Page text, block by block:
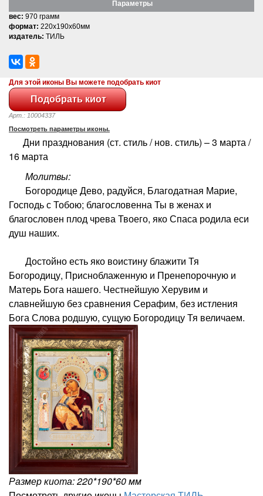
Параметры
вес: 970 грамм
формат: 220x190x60мм
издатель: ТИЛЬ
Для этой иконы Вы можете подобрать киот
Арт.: 10004337
Посмотреть параметры иконы.
Дни празднования (ст. стиль / нов. стиль) – 3 марта /
16 марта
Молитвы:
Богородице Дево, радуйся, Благодатная Марие,
Господь с Тобою; благословенна Ты в женах и
благословен плод чрева Твоего, яко Спаса родила еси
душ наших.
Достойно есть яко воистину блажити Тя
Богородицу, Присноблаженную и Пренепорочную и
Матерь Бога нашего. Честнейшую Херувим и
славнейшую без сравнения Серафим, без истления
Бога Слова родшую, сущую Богородицу Тя величаем.
Размер киота: 220*190*60 мм